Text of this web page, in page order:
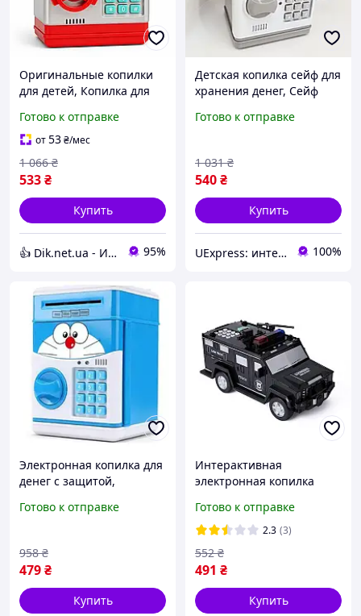
Оригинальные копилки
для детей, Копилка для
детей Электронная
копилка подарка QA-48
Готово к отправке
от53₴/мес
533₴
1 066 ₴
Купить
👍 Dik.net.ua - Интернет магазин 95%
Детская копилка сейф для
хранения денег, Сейф
подарок Умная
Готово к отправке
540₴
1 031 ₴
Купить
UExpress: интернет-магазин 100%
Электронная копилка для
денег с защитой,
Электронная в виде
Готово к отправке
479₴
958 ₴
Купить
Интерактивная
электронная копилка
замком HP227
Готово к отправке
2.3 (3)
491 ₴
552 ₴
Купить